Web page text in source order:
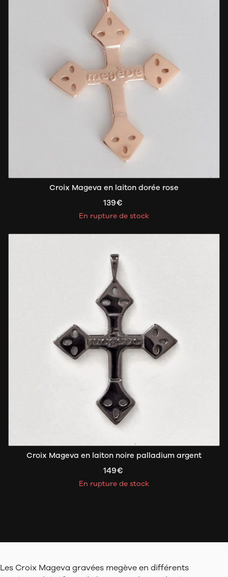
Croix Mageva en laiton dorée rose
139€
En rupture de stock
Croix Mageva en laiton noire palladium argent
149€
En rupture de stock
Les Croix Mageva gravées megève en différents